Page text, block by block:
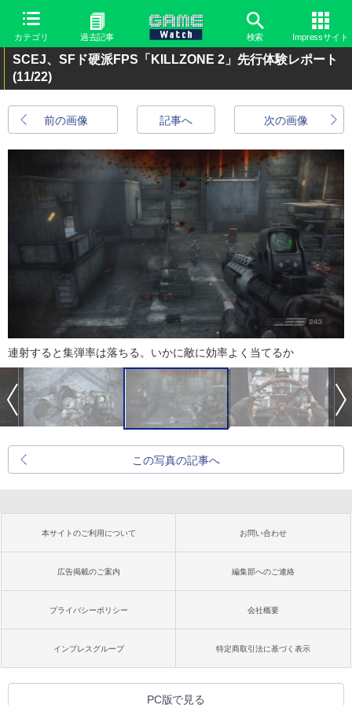
カテゴリ 過去記事 検索 Impressサイト
SCEJ、SFド硬派FPS「KILLZONE 2」先行体験レポート
(11/22)
前の画像 次の画像
記事へ
連射すると集弾率は落ちる。いかに敵に効率よく当てるか
この写真の記事へ
本サイトのご利用について お問い合わせ
広告掲載のご案内 編集部へのご連絡
プライバシーポリシー 会社概要
インプレスグループ 特定商取引法に基づく表示
PC版で見る